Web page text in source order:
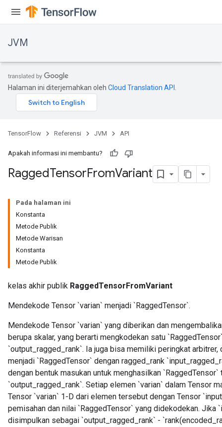
JVM
Halaman ini diterjemahkan oleh Cloud Translation API
TensorFlow Referensi JVM API
Apakah informasi ini membantu?
RaggedTensorFromVariant
Pada halaman ini
Konstanta
Metode Publik
Metode Warisan
Konstanta
Metode Publik
kelas akhir publik RaggedTensorFromVariant
Mendekode Tensor `varian` menjadi `RaggedTensor`.
Mendekode Tensor `varian` yang diberikan dan
berupa skalar, yang berarti mengkodekan satu
`output_ragged_rank`. Ia juga bisa memiliki peringkat
menjadi `RaggedTensor` dengan ragged_rank
dengan bentuk masukan untuk menghasilkan
`output_ragged_rank`. Setiap elemen `varian` dalam Tensor
Tensor `varian` 1-D dari elemen tersebut dengan Tensor
pemisahan dan nilai `RaggedTensor` yang didekodekan. Jika
disimpulkan sebagai `output_ragged_rank` -